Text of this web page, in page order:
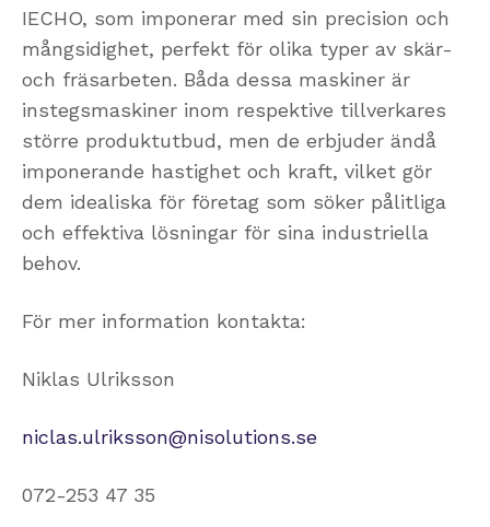
IECHO, som imponerar med sin precision och
mångsidighet, perfekt för olika typer av skär-
och fräsarbeten. Båda dessa maskiner är
instegsmaskiner inom respektive tillverkares
större produktutbud, men de erbjuder ändå
imponerande hastighet och kraft, vilket gör
dem idealiska för företag som söker pålitliga
och effektiva lösningar för sina industriella
behov.
För mer information kontakta:
Niklas Ulriksson
niclas.ulriksson@nisolutions.se
072-253 47 35